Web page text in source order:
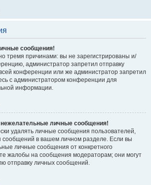
сообщения!
тремя причинами: вы не зарегистрированы и/
администратор запретил отправку
конференции или же администратор запретил
с администратором конференции для
информации.
личные сообщения!
удалять личные сообщения пользователей,
сообщений в вашем личном разделе. Если вы
личные сообщения от конкретного
жалобы на сообщения модераторам; они могут
отправку личных сообщений.